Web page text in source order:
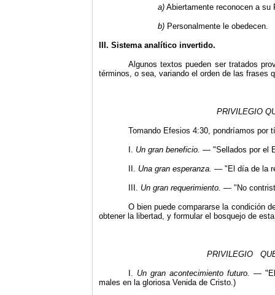
a) Abiertamente reconocen a su
b) Personalmente le obedecen.
III. Sistema analítico invertido.
Algunos textos pueden ser tratados
términos, o sea, variando el orden de las frases
PRIVILEGIO
Tomando Efesios 4:30, pondríamos por
I. Un gran beneficio. — "Sellados por el
II. Una gran esperanza. — "El día de la
III. Un gran requerimiento. — "No
O bien puede compararse la condición
obtener la libertad, y formular el bosquejo de
PRIVILEGIO
I. Un gran acontecimiento futuro.— "El
males en la gloriosa Venida de Cristo.)